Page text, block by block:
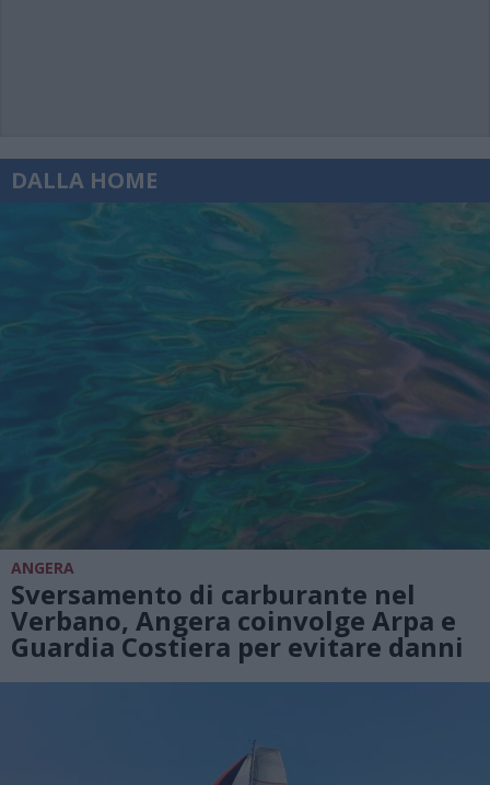
DALLA HOME
ANGERA
Sversamento di carburante nel
Verbano, Angera coinvolge Arpa e
Guardia Costiera per evitare danni